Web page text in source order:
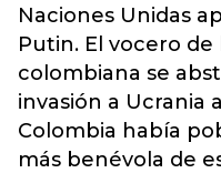
Naciones Unidas
Putin. El vocero
colombiana se
invasión a
Colombia había
más benévola de